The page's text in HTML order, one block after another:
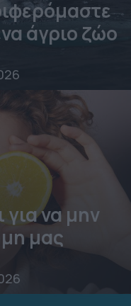
άγριο ζώο
να μην
μας